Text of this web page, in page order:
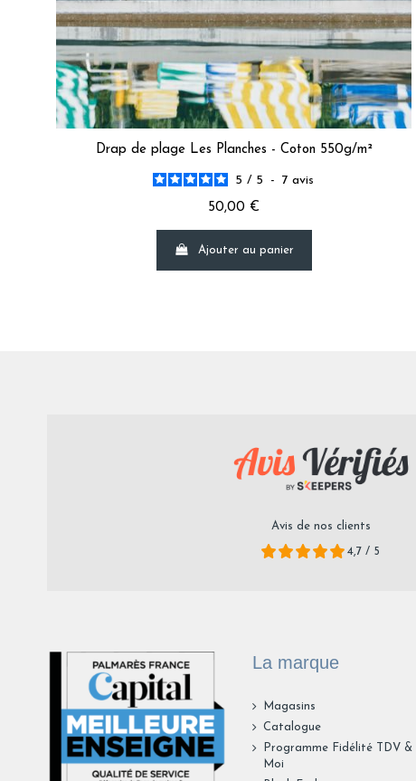
Drap de plage Les Planches - Coton 550g/m²
5 / 5 - 7 avis
50,00 €
Ajouter au panier
Avis de nos clients
4,7 / 5
La marque
Magasins
Catalogue
Programme Fidélité TDV &
Moi